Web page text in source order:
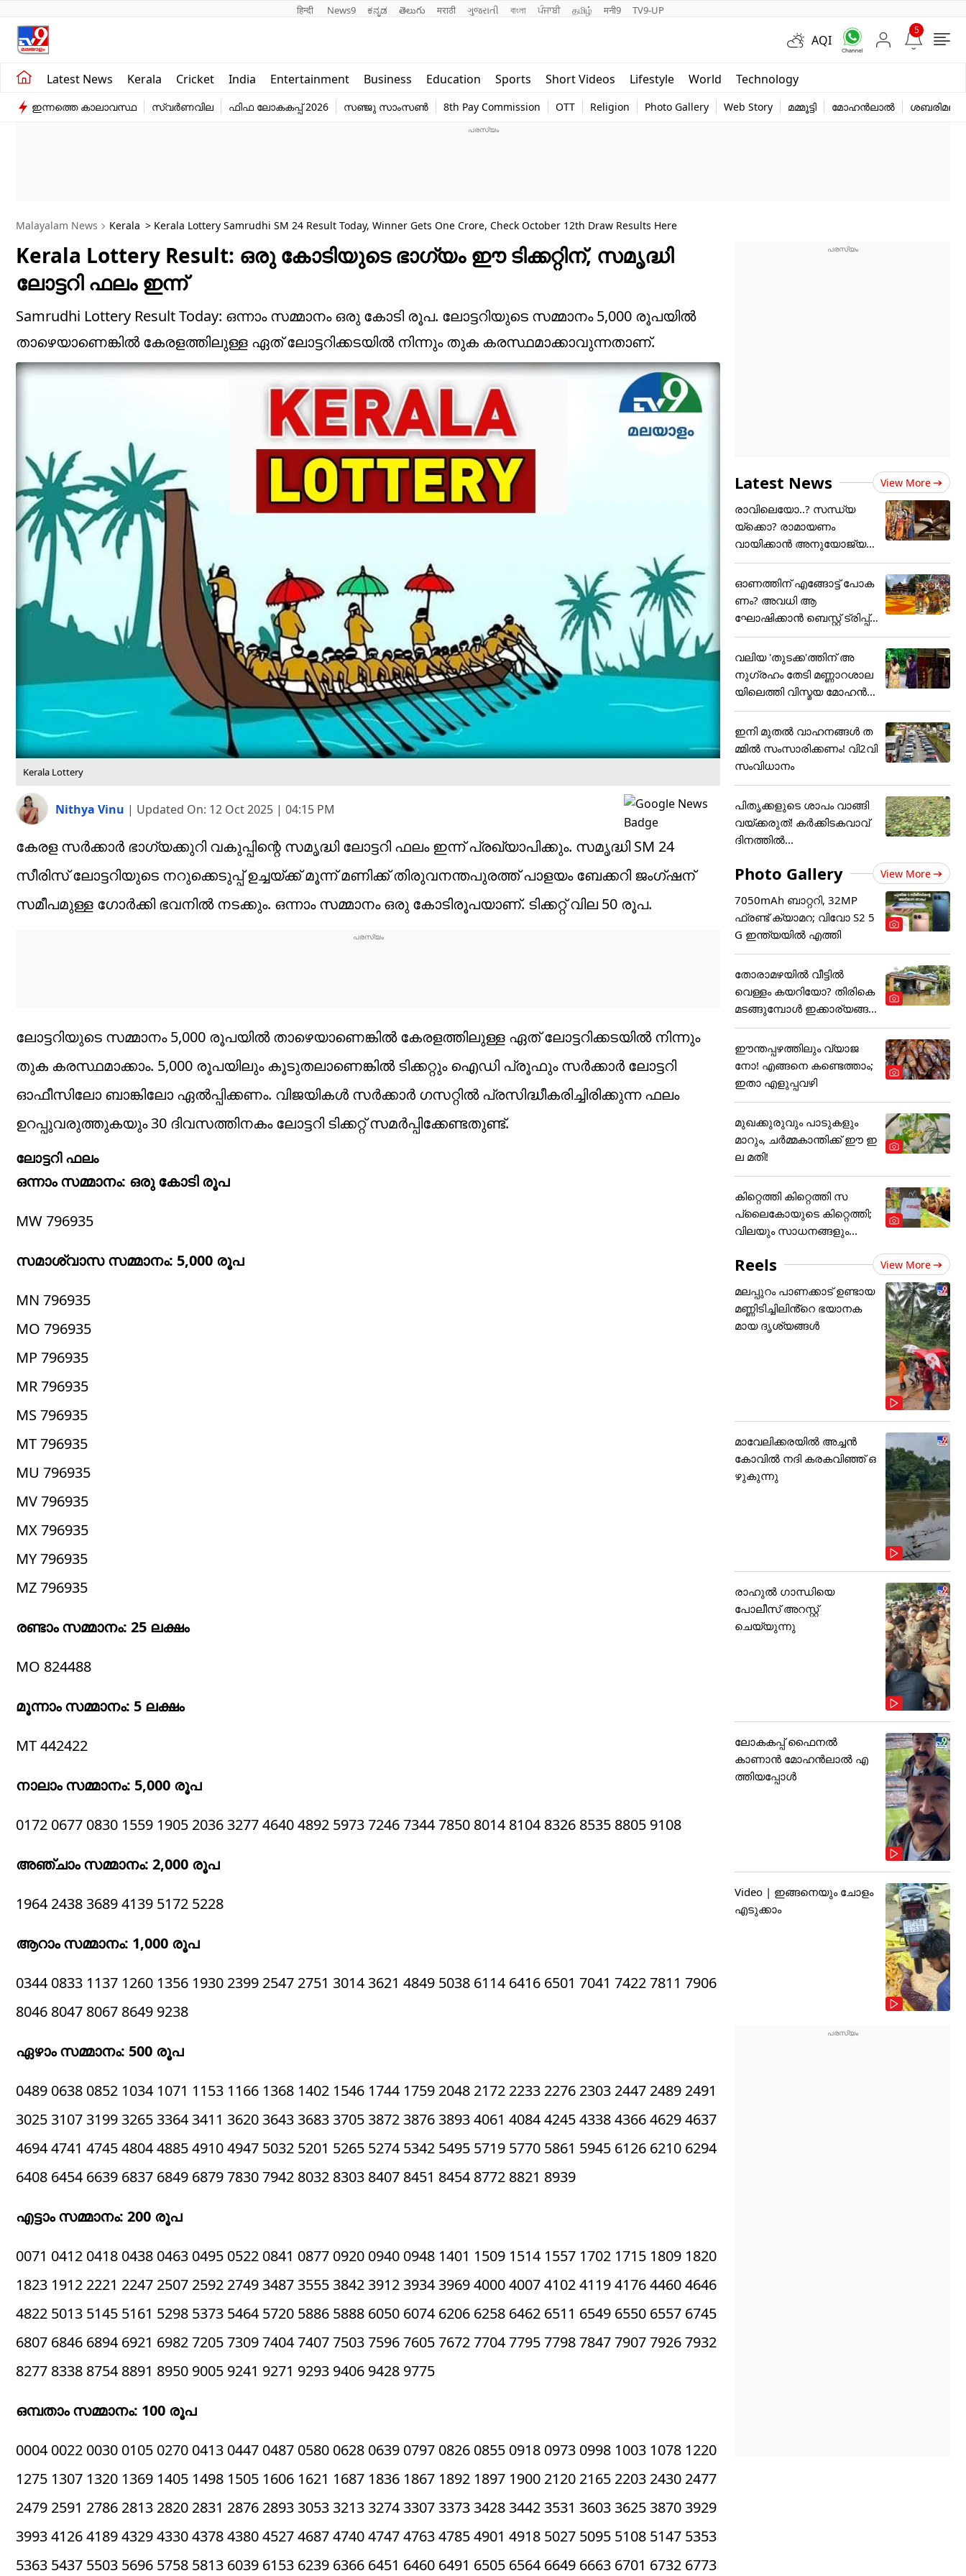
हिन्दी News9 ಕನ್ನಡ తెలుగు मराठी ગુજરાતી বাংলা ਪੰਜਾਬੀ தமிழ் मनी9 TV9-UP
AQI
5
Latest News Kerala Cricket India Entertainment Business Education Sports Short Videos Lifestyle World Technology
Kerala
India
Education
world
Web Story
ഇന്നത്തെ കാലാവസ്ഥ സ്വർണവില ഫിഫ ലോകകപ്പ് 2026 സഞ്ജു സാംസൺ 8th Pay Commission OTT Religion Photo Gallery Web Story മമ്മൂട്ടി മോഹൻലാൽ ശബരിമല
Malayalam News Kerala > Kerala Lottery Samrudhi SM 24 Result Today, Winner Gets One Crore, Check October 12th Draw Results Here
Kerala Lottery Result: ഒരു കോടിയുടെ ഭാ​ഗ്യം ഈ ടിക്കറ്റിന്, സമൃദ്ധി
ലോട്ടറി ഫലം ഇന്ന്
Samrudhi Lottery Result Today: ഒന്നാം സമ്മാനം ഒരു കോടി രൂപ. ലോട്ടറിയുടെ സമ്മാനം 5,000 രൂപയിൽ
താഴെയാണെങ്കിൽ കേരളത്തിലുള്ള ഏത് ലോട്ടറിക്കടയിൽ നിന്നും തുക കരസ്ഥമാക്കാവുന്നതാണ്.
Kerala Lottery
Nithya Vinu | Updated On: 12 Oct 2025 | 04:15 PM
കേരള സർക്കാർ ഭാ​ഗ്യക്കുറി വകുപ്പിന്റെ സമൃദ്ധി ലോട്ടറി ഫലം ഇന്ന് പ്രഖ്യാപിക്കും. സമൃദ്ധി SM 24
സീരിസ് ലോട്ടറിയുടെ നറുക്കെടുപ്പ് ഉച്ചയ്ക്ക് മൂന്ന് മണിക്ക് തിരുവനന്തപുരത്ത് പാളയം ബേക്കറി ജംഗ്ഷന്
സമീപമുള്ള ഗോർക്കി ഭവനിൽ നടക്കും. ഒന്നാം സമ്മാനം ഒരു കോടിരൂപയാണ്. ടിക്കറ്റ് വില 50 രൂപ.
ലോട്ടറിയുടെ സമ്മാനം 5,000 രൂപയിൽ താഴെയാണെങ്കിൽ കേരളത്തിലുള്ള ഏത് ലോട്ടറിക്കടയിൽ നിന്നും
തുക കരസ്ഥമാക്കാം. 5,000 രൂപയിലും കൂടുതലാണെങ്കിൽ ടിക്കറ്റും ഐഡി പ്രൂഫും സർക്കാർ ലോട്ടറി
ഓഫീസിലോ ബാങ്കിലോ ഏൽപ്പിക്കണം. വിജയികൾ സർക്കാർ ഗസറ്റിൽ പ്രസിദ്ധീകരിച്ചിരിക്കുന്ന ഫലം
ഉറപ്പുവരുത്തുകയും 30 ദിവസത്തിനകം ലോട്ടറി ടിക്കറ്റ് സമർപ്പിക്കേണ്ടതുണ്ട്.
ലോട്ടറി ഫലം
ഒന്നാം സമ്മാനം: ഒരു കോടി രൂപ
MW 796935
സമാശ്വാസ സമ്മാനം: 5,000 രൂപ
MN 796935
MO 796935
MP 796935
MR 796935
MS 796935
MT 796935
MU 796935
MV 796935
MX 796935
MY 796935
MZ 796935
രണ്ടാം സമ്മാനം: 25 ലക്ഷം
MO 824488
മൂന്നാം സമ്മാനം: 5 ലക്ഷം
MT 442422
നാലാം സമ്മാനം: 5,000 രൂപ
0172 0677 0830 1559 1905 2036 3277 4640 4892 5973 7246 7344 7850 8014 8104 8326 8535 8805 9108
അഞ്ചാം സമ്മാനം: 2,000 രൂപ
1964 2438 3689 4139 5172 5228
ആറാം സമ്മാനം: 1,000 രൂപ
0344 0833 1137 1260 1356 1930 2399 2547 2751 3014 3621 4849 5038 6114 6416 6501 7041 7422 7811 7906
8046 8047 8067 8649 9238
ഏഴാം സമ്മാനം: 500 രൂപ
0489 0638 0852 1034 1071 1153 1166 1368 1402 1546 1744 1759 2048 2172 2233 2276 2303 2447 2489 2491
3025 3107 3199 3265 3364 3411 3620 3643 3683 3705 3872 3876 3893 4061 4084 4245 4338 4366 4629 4637
4694 4741 4745 4804 4885 4910 4947 5032 5201 5265 5274 5342 5495 5719 5770 5861 5945 6126 6210 6294
6408 6454 6639 6837 6849 6879 7830 7942 8032 8303 8407 8451 8454 8772 8821 8939
എട്ടാം സമ്മാനം: 200 രൂപ
0071 0412 0418 0438 0463 0495 0522 0841 0877 0920 0940 0948 1401 1509 1514 1557 1702 1715 1809 1820
1823 1912 2221 2247 2507 2592 2749 3487 3555 3842 3912 3934 3969 4000 4007 4102 4119 4176 4460 4646
4822 5013 5145 5161 5298 5373 5464 5720 5886 5888 6050 6074 6206 6258 6462 6511 6549 6550 6557 6745
6807 6846 6894 6921 6982 7205 7309 7404 7407 7503 7596 7605 7672 7704 7795 7798 7847 7907 7926 7932
8277 8338 8754 8891 8950 9005 9241 9271 9293 9406 9428 9775
ഒമ്പതാം സമ്മാനം: 100 രൂപ
0004 0022 0030 0105 0270 0413 0447 0487 0580 0628 0639 0797 0826 0855 0918 0973 0998 1003 1078 1220
1275 1307 1320 1369 1405 1498 1505 1606 1621 1687 1836 1867 1892 1897 1900 2120 2165 2203 2430 2477
2479 2591 2786 2813 2820 2831 2876 2893 3053 3213 3274 3307 3373 3428 3442 3531 3603 3625 3870 3929
3993 4126 4189 4329 4330 4378 4380 4527 4687 4740 4747 4763 4785 4901 4918 5027 5095 5108 5147 5353
5363 5437 5503 5696 5758 5813 6039 6153 6239 6366 6451 6460 6491 6505 6564 6649 6663 6701 6732 6773
Latest News View More
രാവിലെയോ..? സന്ധ്യ
യ്ക്കൊ? രാമായണം
വായിക്കാൻ അനുയോജ്യ
മായ സമയം....
ഓണത്തിന് എങ്ങോട്ട് പോക
ണം? അവധി ആ
ഘോഷിക്കാൻ ബെസ്റ്റ് ട്രിപ്പ്
പ്ലാൻ
വലിയ 'തുടക്ക'ത്തിന് അ
നുഗ്രഹം തേടി മണ്ണാറശാല
യിലെത്തി വിസ്മയ മോഹൻ
ലാ
ഇനി മുതൽ വാഹനങ്ങൾ ത
മ്മിൽ സംസാരിക്കണം! വി2വി
സംവിധാനം
പിതൃക്കളുടെ ശാപം വാങ്ങി
വയ്ക്കരുത്! കർക്കിടകവാവ്
ദിനത്തിൽ...
Photo Gallery View More
7050mAh ബാറ്ററി, 32MP
ഫ്രണ്ട് ക്യാമറ; വിവോ S2 5
G ഇന്ത്യയിൽ എത്തി
തോരാമഴയിൽ വീട്ടിൽ
വെള്ളം കയറിയോ? തിരികെ
മടങ്ങുമ്പോൾ ഇക്കാര്യങ്ങ
ൾ
ഈന്തപ്പഴത്തിലും വ്യാജ
നോ! എങ്ങനെ കണ്ടെത്താം;
ഇതാ എളുപ്പവഴി
മുഖക്കുരുവും പാടുകളും
മാറും, ചർമ്മകാന്തിക്ക് ഈ ഇ
ല മതി!
കിറ്റെത്തി കിറ്റെത്തി സ
പ്ലൈകോയുടെ കിറ്റെത്തി;
വിലയും സാധനങ്ങളും...
Reels View More
മലപ്പുറം പാണക്കാട് ഉണ്ടായ
മണ്ണിടിച്ചിലിൻ്റെ ഭയാനക
മായ ദൃശ്യങ്ങൾ
മാവേലിക്കരയിൽ അച്ചൻ
കോവിൽ നദി കരകവിഞ്ഞ് ഒ
ഴുകുന്നു
രാഹുൽ ഗാന്ധിയെ
പോലീസ് അറസ്റ്റ്
ചെയ്യുന്നു
ലോകകപ്പ് ഫൈനൽ
കാണാൻ മോഹൻലാൽ എ
ത്തിയപ്പോൾ
Video | ഇങ്ങനെയും ചോളം
എടുക്കാം